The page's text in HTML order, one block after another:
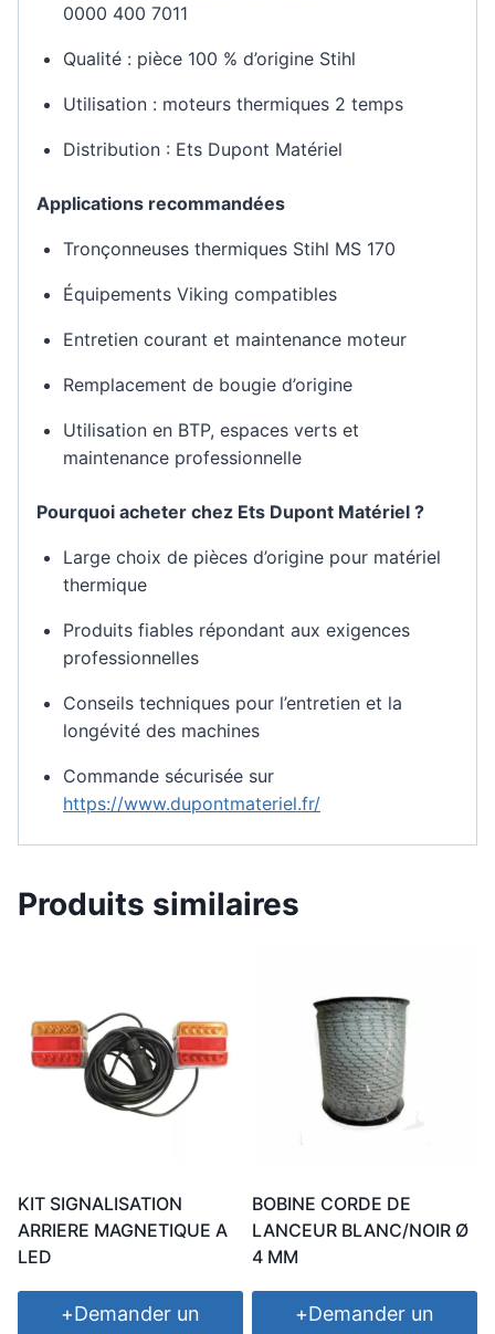
0000 400 7011
Qualité : pièce 100 % d’origine Stihl
Utilisation : moteurs thermiques 2 temps
Distribution : Ets Dupont Matériel
Applications recommandées
Tronçonneuses thermiques Stihl MS 170
Équipements Viking compatibles
Entretien courant et maintenance moteur
Remplacement de bougie d’origine
Utilisation en BTP, espaces verts et
maintenance professionnelle
Pourquoi acheter chez Ets Dupont Matériel ?
Large choix de pièces d’origine pour matériel
thermique
Produits fiables répondant aux exigences
professionnelles
Conseils techniques pour l’entretien et la
longévité des machines
Commande sécurisée sur
https://www.dupontmateriel.fr/
Produits similaires
KIT SIGNALISATION
ARRIERE MAGNETIQUE A
LED
+Demander un
BOBINE CORDE DE
LANCEUR BLANC/NOIR Ø
4 MM
+Demander un